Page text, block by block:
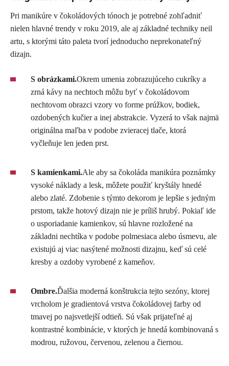
Pri manikúre v čokoládových tónoch je potrebné zohľadniť
nielen hlavné trendy v roku 2019, ale aj základné techniky neil
artu, s ktorými táto paleta tvorí jednoducho neprekonateľný
dizajn.
S obrázkami.Okrem umenia zobrazujúceho cukríky a
zrná kávy na nechtoch môžu byť v čokoládovom
nechtovom obrazci vzory vo forme prúžkov, bodiek,
ozdobených kučier a inej abstrakcie. Vyzerá to však najmä
originálna maľba v podobe zvieracej tlače, ktorá
vyčleňuje len jeden prst.
S kamienkami.Ale aby sa čokoláda manikúra poznámky
vysoké náklady a lesk, môžete použiť kryštály hnedé
alebo zlaté. Zdobenie s týmto dekorom je lepšie s jedným
prstom, takže hotový dizajn nie je príliš hrubý. Pokiaľ ide
o usporiadanie kamienkov, sú hlavne rozložené na
základni nechtíka v podobe polmesiaca alebo úsmevu, ale
existujú aj viac nasýtené možnosti dizajnu, keď sú celé
kresby a ozdoby vyrobené z kameňov.
Ombre.Ďalšia moderná konštrukcia tejto sezóny, ktorej
vrcholom je gradientová vrstva čokoládovej farby od
tmavej po najsvetlejší odtieň. Sú však prijateľné aj
kontrastné kombinácie, v ktorých je hnedá kombinovaná s
modrou, ružovou, červenou, zelenou a čiernou.